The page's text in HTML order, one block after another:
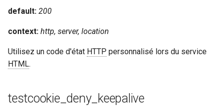
default: 200
context: http, server, location
Utilisez un code d'état HTTP personnalisé lors du service
HTML.
testcookie_deny_keepalive